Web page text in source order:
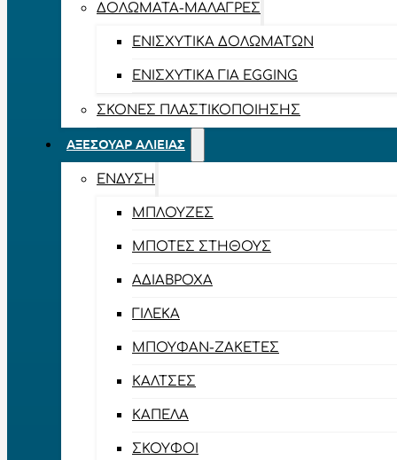
ΔΟΛΏΜΑΤΑ-ΜΑΛΆΓΡΕΣ
ΕΝΙΣΧΥΤΙΚΆ ΔΟΛΩΜΆΤΩΝ
ΕΝΙΣΧΥΤΙΚΆ ΓΙΑ EGGING
ΣΚΌΝΕΣ ΠΛΑΣΤΙΚΟΠΟΊΗΣΗΣ
ΑΞΕΣΟΥΆΡ ΑΛΙΕΊΑΣ
ΈΝΔΥΣΗ
ΜΠΛΟΎΖΕΣ
ΜΠΌΤΕΣ ΣΤΉΘΟΥΣ
ΑΔΙΆΒΡΟΧΑ
ΓΙΛΈΚΑ
ΜΠΟΥΦΆΝ-ΖΑΚΈΤΕΣ
ΚΆΛΤΣΕΣ
ΚΑΠΈΛΑ
ΣΚΟΎΦΟΙ